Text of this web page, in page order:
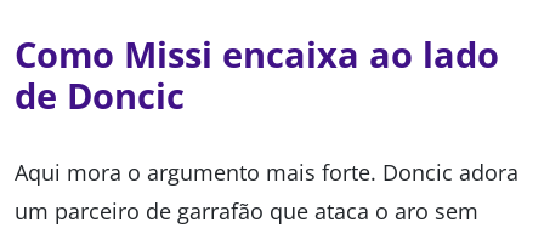
Como Missi encaixa ao lado
de Doncic
Aqui mora o argumento mais forte. Doncic adora
um parceiro de garrafão que ataca o aro sem